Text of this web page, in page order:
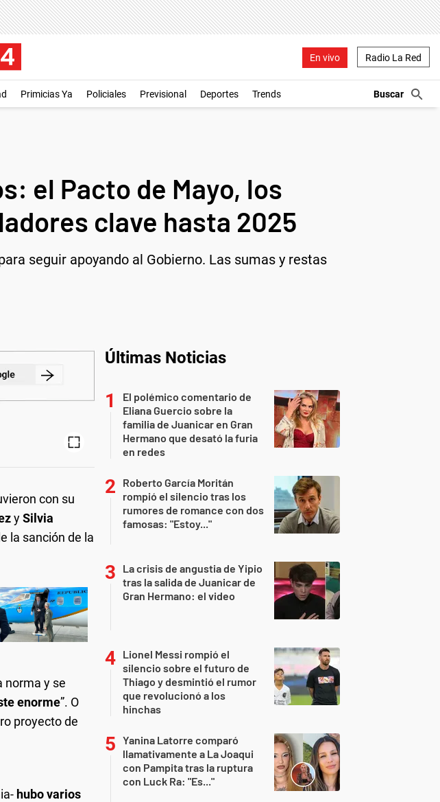
En vivo Radio La Red
Primicias Ya Policiales Previsional Deportes Trends
el Pacto de Mayo, los
clave hasta 2025
seguir apoyando al Gobierno. Las sumas y restas
con su
ySilvia
la sanción de la
norma y se
enorme”. O
proyecto de
hubo varios
Últimas Noticias
El polémico comentario de
Eliana Guercio sobre la
familia de Juanicar en Gran
Hermano que desató la furia
en redes
Roberto García Moritán
rompió el silencio tras los
rumores de romance con dos
famosas: "Estoy..."
La crisis de angustia de Yipio
tras la salida de Juanicar de
Gran Hermano: el video
Lionel Messi rompió el
silencio sobre el futuro de
Thiago y desmintió el rumor
que revolucionó a los
hinchas
Yanina Latorre comparó
llamativamente a La Joaqui
con Pampita tras la ruptura
con Luck Ra: "Es..."